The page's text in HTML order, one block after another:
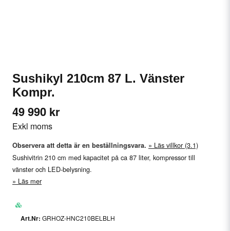
Sushikyl 210cm 87 L. Vänster
Kompr.
49 990 kr
Exkl moms
Observera att detta är en beställningsvara.
Läs villkor (3.1)
Sushivitrin 210 cm med kapacitet på ca 87 liter, kompressor till
vänster och LED-belysning.
Läs mer
GRHOZ-HNC210BELBLH